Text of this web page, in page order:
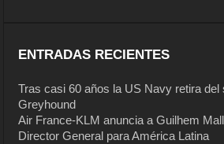
ENTRADAS RECIENTES
Tras casi 60 años la US Navy retira del
Greyhound
Air France-KLM anuncia a Guilhem
Director General para América Latina